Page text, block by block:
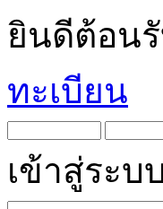
ยินดีต้อน
ทะเบียน
เข้าสู่ระบ